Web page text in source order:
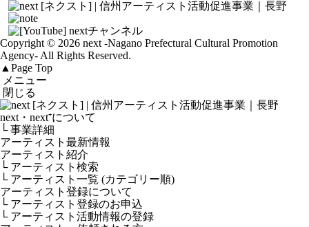
Copyright © 2026 next -Nagano Prefectural Cultural Promotion
Agency- All Rights Reserved.
▲ Page Top
メニュー
閉じる
next・next⁺について
└ 事業詳細
アーティスト最新情報
アーティスト紹介
└ アーティスト検索
└ アーティスト一覧 (カテゴリー順)
アーティスト登録について
└ アーティスト登録のお申込
└ アーティスト活動情報の登録